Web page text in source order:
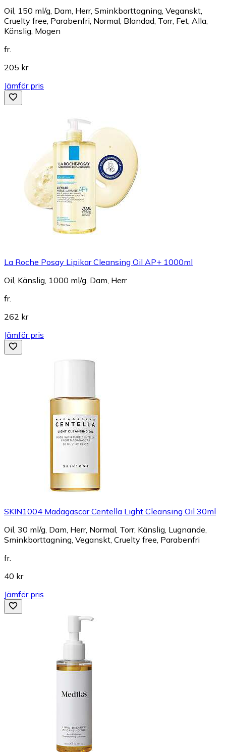
Oil, 150 ml/g, Dam, Herr, Sminkborttagning, Veganskt,
Cruelty free, Parabenfri, Normal, Blandad, Torr, Fet, Alla,
Känslig, Mogen
fr.
205 kr
Jämför pris
La Roche Posay Lipikar Cleansing Oil AP+ 1000ml
Oil, Känslig, 1000 ml/g, Dam, Herr
fr.
262 kr
Jämför pris
SKIN1004 Madagascar Centella Light Cleansing Oil 30ml
Oil, 30 ml/g, Dam, Herr, Normal, Torr, Känslig, Lugnande,
Sminkborttagning, Veganskt, Cruelty free, Parabenfri
fr.
40 kr
Jämför pris